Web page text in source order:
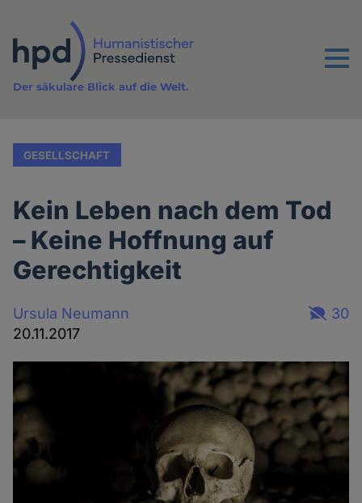
Inhalt
Menu
Der säkulare Blick auf die Welt.
GESELLSCHAFT
Kein Leben nach dem Tod
– Keine Hoffnung auf
Gerechtigkeit
Ursula Neumann
20.11.2017
30